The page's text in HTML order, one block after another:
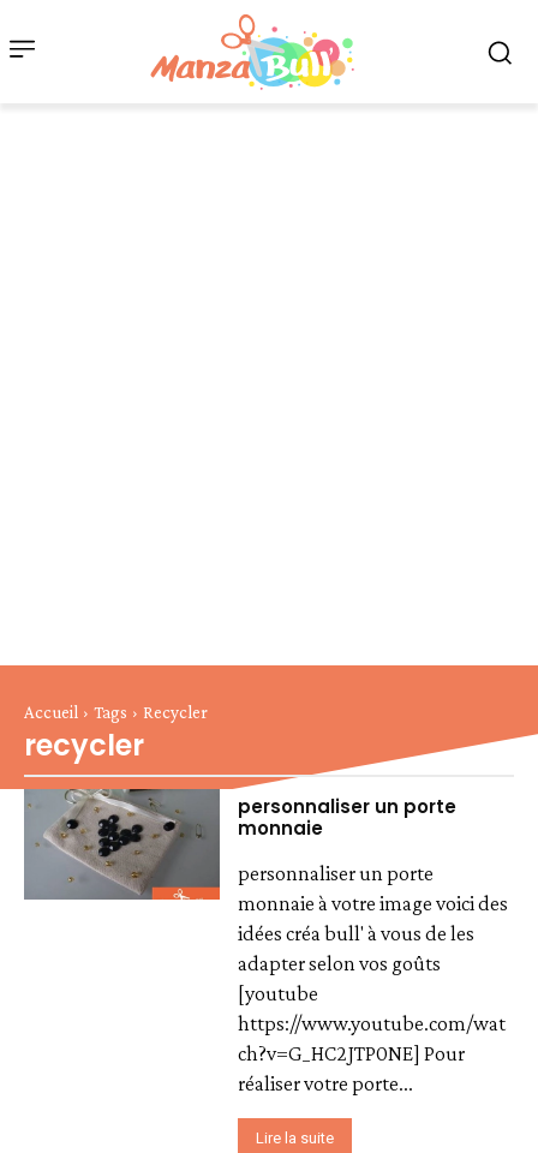
Accueil Tags Recycler
recycler
personnaliser un porte
monnaie
personnaliser un porte
monnaie à votre image voici des
idées créa bull' à vous de les
adapter selon vos goûts
[youtube
https://www.youtube.com/wat
ch?v=G_HC2JTP0NE] Pour
réaliser votre porte...
Lire la suite